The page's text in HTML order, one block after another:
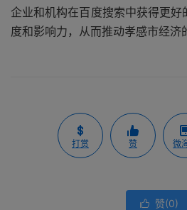
企业和机构在百度搜索中获得更好
度和影响力，从而推动孝感市经济
打赏 赞 微
 赞(0)